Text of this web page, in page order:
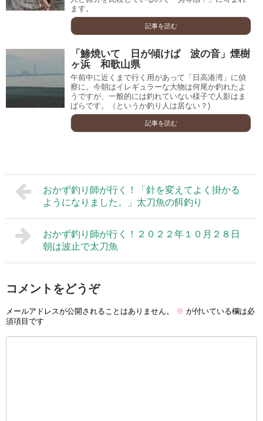
ます。
記事を読む
「鯵焼いて 日が傾けば 波の音」煙樹
ヶ浜 和歌山県
午前中に近くまで行く用があって「日高港湾」に偵
察に。今朝はイレギュラーな大物は何尾か釣れたよ
うですが、一般的には釣れていない様子で人影はま
ばらです。（というか釣り人は居ない？)
記事を読む
おかず釣り師が行く！「針を変えてよく掛かる
ようになりました。」太刀魚の餌釣り
おかず釣り師が行く！２０２２年１０月２８日
朝は波止で太刀魚
コメントをどうぞ
メールアドレスが公開されることはありません。 ※ が付いている欄は必
須項目です